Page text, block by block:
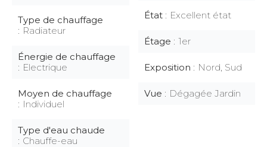
Type de chauffage
Radiateur
Énergie de chauffage
Electrique
Moyen de chauffage
Individuel
Type d'eau chaude
Chauffe-eau
État Excellent état
Étage 1er
Exposition Nord, Sud
Vue Dégagée Jardin